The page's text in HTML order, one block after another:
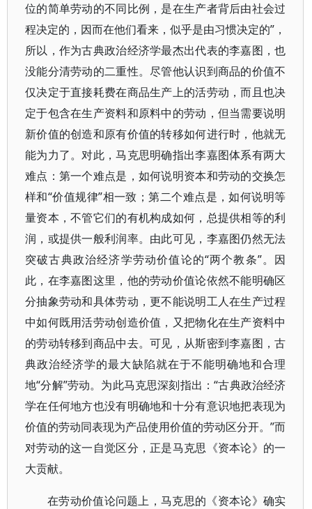
位的简单劳动的不同比例，是在生产者背后由社会过
程决定的，因而在他们看来，似乎是由习惯决定的”，
所以，作为古典政治经济学最杰出代表的李嘉图，也
没能分清劳动的二重性。尽管他认识到商品的价值不
仅决定于直接耗费在商品生产上的活劳动，而且也决
定于包含在生产资料和原料中的劳动，但当需要说明
新价值的创造和原有价值的转移如何进行时，他就无
能为力了。对此，马克思明确指出李嘉图体系有两大
难点：第一个难点是，如何说明资本和劳动的交换怎
样和“价值规律”相一致；第二个难点是，如何说明等
量资本，不管它们的有机构成如何，总提供相等的利
润，或提供一般利润率。由此可见，李嘉图仍然无法
突破古典政治经济学劳动价值论的“两个教条”。因
此，在李嘉图这里，他的劳动价值论依然不能明确区
分抽象劳动和具体劳动，更不能说明工人在生产过程
中如何既用活劳动创造价值，又把物化在生产资料中
的劳动转移到商品中去。可见，从斯密到李嘉图，古
典政治经济学的最大缺陷就在于不能明确地和合理
地“分解”劳动。为此马克思深刻指出：“古典政治经济
学在任何地方也没有明确地和十分有意识地把表现为
价值的劳动同表现为产品使用价值的劳动区分开。”而
对劳动的这一自觉区分，正是马克思《资本论》的一
大贡献。
在劳动价值论问题上，马克思的《资本论》确实